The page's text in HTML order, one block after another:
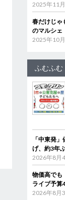
2025年11
春だけじゃ
のマルシェ
2025年10
ふむふむ
「中東発
げ、約3年
2026年8月
物価高で
ライブ予算
2026年8月